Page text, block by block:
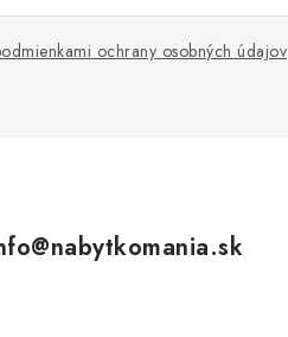
ochrany osobných údajov
@nabytkomania.sk